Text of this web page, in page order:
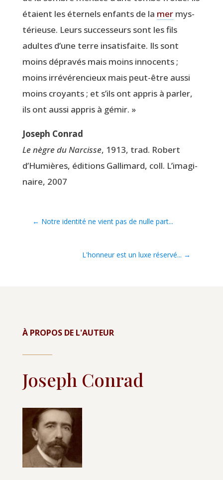
étaient les éter­nels enfants de la mermys­
té­rieuse. Leurs suc­ces­seurs sont les fils
adultes d’une terre insa­tis­faite. Ils sont
moins dépra­vés mais moins inno­cents ;
moins irré­vé­ren­cieux mais peut-être aus­si
moins croyants ; et s’ils ont appris à par­ler,
ils ont aus­si appris à gémir. »
Joseph Conrad
Le nègre du Nar­cisse, 1913, trad. Robert
d’Hu­mières, édi­tions Gal­li­mard, coll. L’i­ma­gi­
naire, 2007
← Notre identité ne vient pas de nulle part...
L'honneur est un luxe réservé... →
À PROPOS DE L'AUTEUR
Joseph Conrad